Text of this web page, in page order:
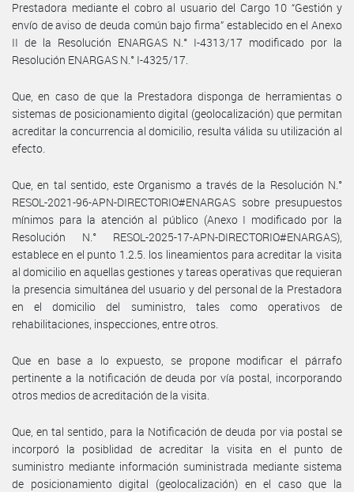
Prestadora mediante el cobro al usuario del Cargo 10 “Gestión y
envío de aviso de deuda común bajo firma” establecido en el Anexo
II de la Resolución ENARGAS N.° I-4313/17 modificado por la
Resolución ENARGAS N.° I-4325/17.
Que, en caso de que la Prestadora disponga de herramientas o
sistemas de posicionamiento digital (geolocalización) que permitan
acreditar la concurrencia al domicilio, resulta válida su utilización al
efecto.
Que, en tal sentido, este Organismo a través de la Resolución N.°
RESOL-2021-96-APN-DIRECTORIO#ENARGAS sobre presupuestos
mínimos para la atención al público (Anexo I modificado por la
Resolución N.° RESOL-2025-17-APN-DIRECTORIO#ENARGAS),
establece en el punto 1.2.5. los lineamientos para acreditar la visita
al domicilio en aquellas gestiones y tareas operativas que requieran
la presencia simultánea del usuario y del personal de la Prestadora
en el domicilio del suministro, tales como operativos de
rehabilitaciones, inspecciones, entre otros.
Que en base a lo expuesto, se propone modificar el párrafo
pertinente a la notificación de deuda por vía postal, incorporando
otros medios de acreditación de la visita.
Que, en tal sentido, para la Notificación de deuda por via postal se
incorporó la posiblidad de acreditar la visita en el punto de
suministro mediante información suministrada mediante sistema
de posicionamiento digital (geolocalización) en el caso que la